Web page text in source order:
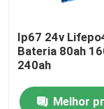
Ip67 24v
Bateria 80ah
240ah
Melhor